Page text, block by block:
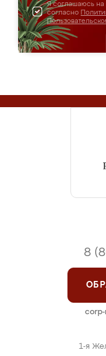
Я соглашаюсь на
согласно
1-я
8
corp-